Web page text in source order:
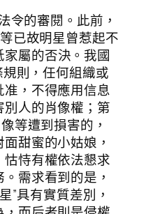
令的審閱。此前，
已故明星曾惹起不
家屬的否決。我國
規則，任何組織或
，不得應用信息
人的肖像權；第
等遭到損害的，
甜蜜的小姑娘，
恃有權依法懇求
需求看到的是，
”具有實質差別，